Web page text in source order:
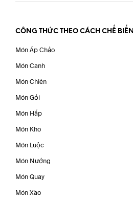
CÔNG THỨC THEO CÁCH CHẾ BIẾN
Món Áp Chảo
Món Canh
Món Chiên
Món Gỏi
Món Hấp
Món Kho
Món Luộc
Món Nướng
Món Quay
Món Xào